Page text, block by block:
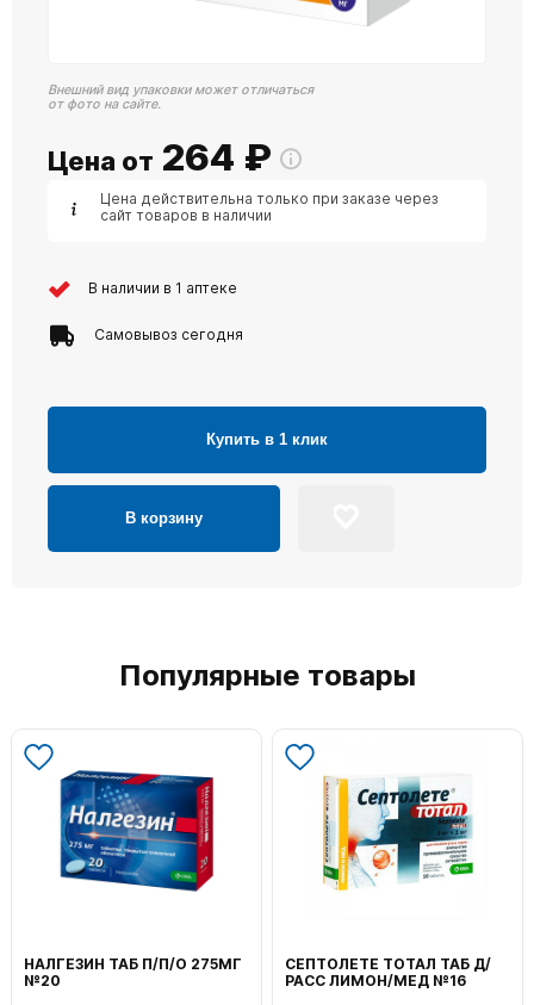
Внешний вид упаковки может отличаться
от фото на сайте.
Цена от 264 ₽
Цена действительна только при заказе через
сайт товаров в наличии
В наличии в 1 аптеке
Самовывоз сегодня
Купить в 1 клик
В корзину
Популярные товары
НАЛГЕЗИН ТАБ П/П/О 275МГ
№20
СЕПТОЛЕТЕ ТОТАЛ ТАБ Д/
РАСС ЛИМОН/МЕД №16